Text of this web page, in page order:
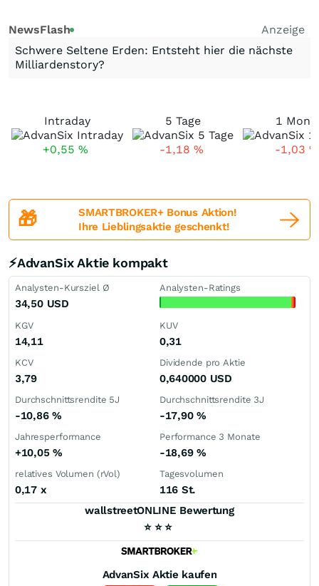
NewsFlash
Anzeige
Schwere Seltene Erden: Entsteht hier die nächste
Milliardenstory?
Intraday
+0,55 %
5 Tage
-1,18 %
1
-1,03 %
🎁
SMARTBROKER+ Bonus Aktion!
Ihre Lieblingsaktie geschenkt!
⚡AdvanSix Aktie kompakt
Analysten-Kursziel Ø
34,50 USD
Analysten-Ratings
KGV
14,11
KUV
0,31
KCV
3,79
Dividende pro Aktie
0,640000 USD
Durchschnittsrendite 5J
-10,86 %
Durchschnittsrendite 3J
-17,90 %
Jahresperformance
+10,05 %
Performance 3 Monate
-18,69 %
relatives Volumen (rVol)
0,17 x
Tagesvolumen
116 St.
wallstreetONLINE Bewertung
⭐ ⭐ ⭐
AdvanSix Aktie kaufen